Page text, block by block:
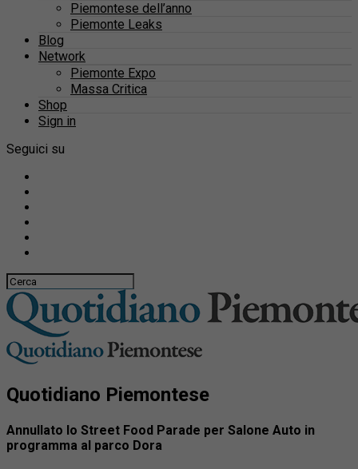
Piemontese dell’anno
Piemonte Leaks
Blog
Network
Piemonte Expo
Massa Critica
Shop
Sign in
Seguici su
Quotidiano Piemontese
Annullato lo Street Food Parade per Salone Auto in
programma al parco Dora